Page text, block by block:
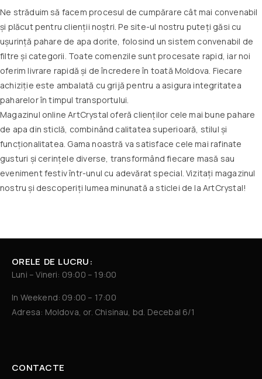
Ne străduim să facem procesul de cumpărare cât mai convenabil
și plăcut pentru clienții noștri. Pe site-ul nostru puteți găsi cu
ușurință pahare de apa dorite, folosind un sistem convenabil de
filtre și categorii. Toate comenzile sunt procesate rapid, iar noi
oferim livrare rapidă și de încredere în toată Moldova. Fiecare
achiziție este ambalată cu grijă pentru a asigura integritatea
paharelor în timpul transportului.
Magazinul online ArtCrystal oferă clienților cele mai bune pahare
de apa din sticlă, combinând calitatea superioară, stilul și
funcționalitatea. Gama noastră va satisface cele mai rafinate
gusturi și cerințele diverse, transformând fiecare masă sau
eveniment festiv într-unul cu adevărat special. Vizitați magazinul
nostru și descoperiți lumea minunată a sticlei de la ArtCrystal!
ORELE DE LUCRU:
Luni – Vineri: 09:00 – 19:00
In Weekend: 09:00 – 17:00
Adresa: Moldova, or. Chisinau, bd. Decebal 6/1
CONTACTE